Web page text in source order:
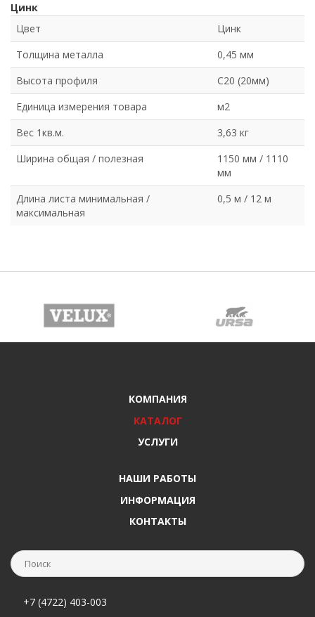
Цинк
Цвет
Цинк
Толщина металла
0,45 мм
Высота профиля
С20 (20мм)
Единица измерения товара
м2
Вес 1кв.м.
3,63 кг
Ширина общая / полезная
1150 мм / 1110
мм
Длина листа минимальная /
максимальная
0,5 м / 12 м
КОМПАНИЯ
КАТАЛОГ
УСЛУГИ
НАШИ РАБОТЫ
ИНФОРМАЦИЯ
КОНТАКТЫ
+7 (4722) 403-003